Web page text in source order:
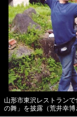
山形市東沢レストラン
の舞」を披露（荒井幸博